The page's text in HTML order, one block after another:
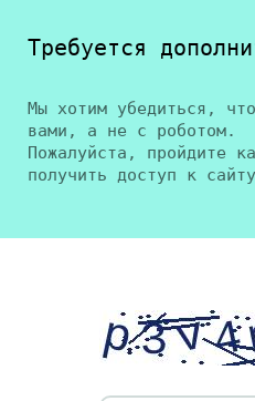
Требуется
Мы хотим убедиться,
вами, а не с роботом.
Пожалуйста, пройдите
получить доступ к